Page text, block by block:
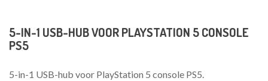
5-IN-1 USB-HUB VOOR PLAYSTATION 5 CONSOLE
PS5
5-in-1 USB-hub voor PlayStation 5 console PS5.